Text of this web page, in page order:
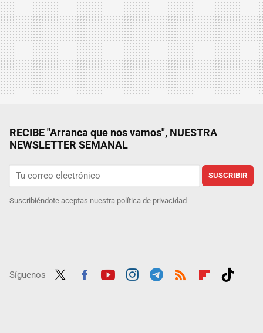
RECIBE "Arranca que nos vamos", NUESTRA
NEWSLETTER SEMANAL
SUSCRIBIR
Suscribiéndote aceptas nuestra política de privacidad
Síguenos